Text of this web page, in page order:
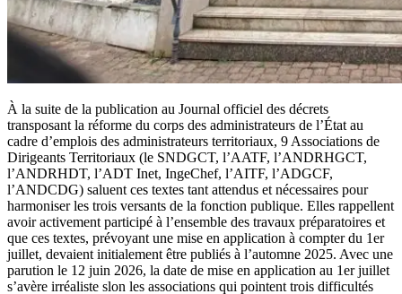
À la suite de la publication au Journal officiel des décrets
transposant la réforme du corps des administrateurs de l’État au
cadre d’emplois des administrateurs territoriaux, 9 Associations de
Dirigeants Territoriaux (le SNDGCT, l’AATF, l’ANDRHGCT,
l’ANDRHDT, l’ADT Inet, IngeChef, l’AITF, l’ADGCF,
l’ANDCDG) saluent ces textes tant attendus et nécessaires pour
harmoniser les trois versants de la fonction publique. Elles rappellent
avoir activement participé à l’ensemble des travaux préparatoires et
que ces textes, prévoyant une mise en application à compter du 1er
juillet, devaient initialement être publiés à l’automne 2025. Avec une
parution le 12 juin 2026, la date de mise en application au 1er juillet
s’avère irréaliste slon les associations qui pointent trois difficultés